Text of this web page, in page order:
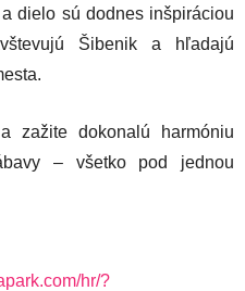
dielo sú dodnes inšpiráciou
Šibenik a hľadajú
a zažite dokonalú harmóniu
– všetko pod jednou
hr/?